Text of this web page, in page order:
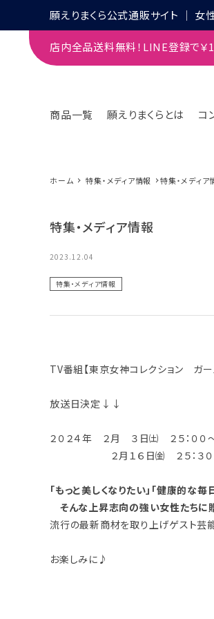
願えりまくら公式通販サイト │ 女
店内全品送料無料！LINE登録で￥
商品一覧 願えりまくらとは コ
search
CATEGORIES
ホーム 特集・メディア情報 特集・メディア
特集・メディア情報
2023.12.04
特集・メディア情報
TV番組【東京女神コレクション ガー
放送日決定↓↓
２０２４年 ２月 ３日㈯ ２５：０
２月１６日㈮ ２５：３０
「もっと美しくなりたい」「健康的な
そんな上昇志向の強い女性たちに
流行の最新商材を取り上げゲスト芸
お楽しみに♪